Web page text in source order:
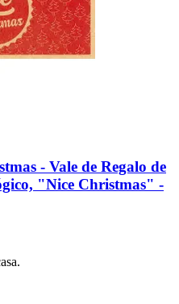
-​ Vale de Regalo de
"Nice Christmas" -​